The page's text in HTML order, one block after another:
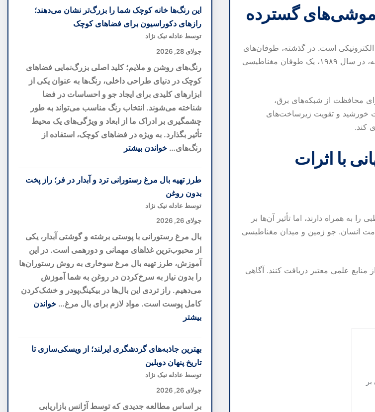
است. در گذشته، طوفان‌های
شدید خورشیدی موجب خاموشی‌های گسترده در برخی کشورها شده‌اند. به‌عنوان نمونه، در سال ۱۹۸۹، یک طوفان مغناطیسی
محافظت از شبکه‌های برق،
خورشید و تقویت زیرساخت‌های
کند.
با اثرات
به همراه دارند، اما تأثیر آن‌ها بر
انسان. جو زمین و میدان مغناطیسی
علمی معتبر دریافت کنند. آگاهی
کهنهسرباز
کهکشانی
دسر
لایه‌ای
انبه؛
خوشمزه‌ترین
تابستانی
بدون
نیاز
به
فر
این رنگ‌ها خانه کوچک شما را بزرگ‌تر نشان می‌دهند؛
رازهای دکوراسیون برای فضاهای کوچک
توسط عادله نیک نژاد
جولای 28, 2026
رنگ‌های روشن و ملایم؛ کلید اصلی بزرگ‌نمایی فضاهای
کوچک در دنیای طراحی داخلی، رنگ‌ها به عنوان یکی از
ابزارهای کلیدی برای ایجاد جو و احساسات در فضا
شناخته می‌شوند. انتخاب رنگ مناسب می‌تواند به طور
چشمگیری بر ادراک ما از ابعاد و ویژگی‌های یک محیط
تأثیر بگذارد. به ویژه در فضاهای کوچک، استفاده از
رنگ‌های… خواندن بیشتر
این
کوچک
را
بزرگ‌تر
نشان
می‌دهند؛
رازهای
دکوراسیون
برای
کوچک
طرز تهیه بال مرغ رستورانی ترد و آبدار در فر؛ راز پخت
بدون روغن
توسط عادله نیک نژاد
جولای 26, 2026
بال مرغ رستورانی با پوستی برشته و گوشتی آبدار، یکی
از محبوب‌ترین غذاهای مهمانی و دورهمی است. در این
آموزش، طرز تهیه بال مرغ سوخاری به روش رستوران‌ها
را بدون نیاز به سرخ‌کردن در روغن به شما آموزش
می‌دهیم. راز تردی این بال‌ها در بیکینگ‌پودر و خشک‌کردن
کامل پوست است. مواد لازم برای بال مرغ… خواندن
بیشتر
تهیه
بال
مرغ
بهترین جاذبه‌های گردشگری ایرلند؛ از ویسکی‌سازی تا
تاریخ پنهان دوبلین
توسط عادله نیک نژاد
جولای 26, 2026
بر اساس مطالعه جدیدی که توسط آژانس بازاریابی